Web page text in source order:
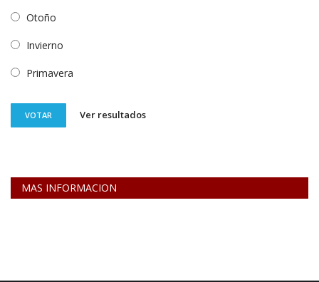
Otoño
Invierno
Primavera
VOTAR Ver resultados
MAS INFORMACION